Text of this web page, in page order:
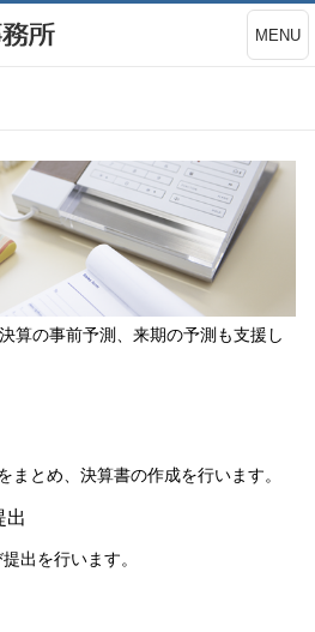
MENU
算の事前予測、来期の予測も支援し
まとめ、決算書の作成を行います。
出
出を行います。